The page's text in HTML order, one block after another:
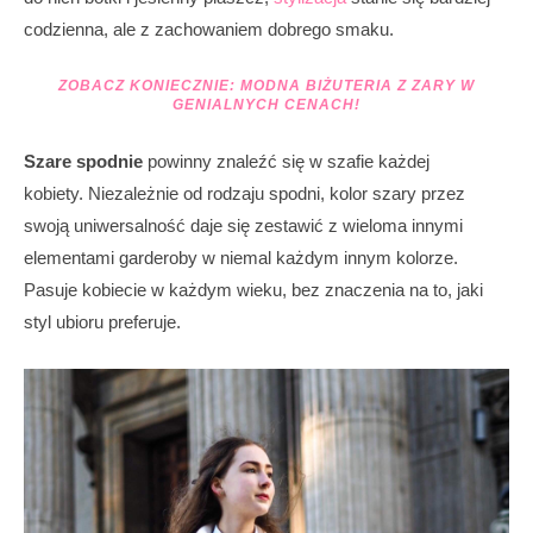
codzienna, ale z zachowaniem dobrego smaku.
ZOBACZ KONIECZNIE: MODNA BIŻUTERIA Z ZARY W
GENIALNYCH CENACH!
Szare spodnie powinny znaleźć się w szafie każdej
kobiety. Niezależnie od rodzaju spodni, kolor szary przez
swoją uniwersalność daje się zestawić z wieloma innymi
elementami garderoby w niemal każdym innym kolorze.
Pasuje kobiecie w każdym wieku, bez znaczenia na to, jaki
styl ubioru preferuje.